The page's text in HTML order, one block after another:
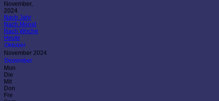
November,
2024
Nach Jahr
Nach Monat
Nach Woche
Heute
Oktober
November 2024
Dezember
Mon
Die
Mit
Don
Fre